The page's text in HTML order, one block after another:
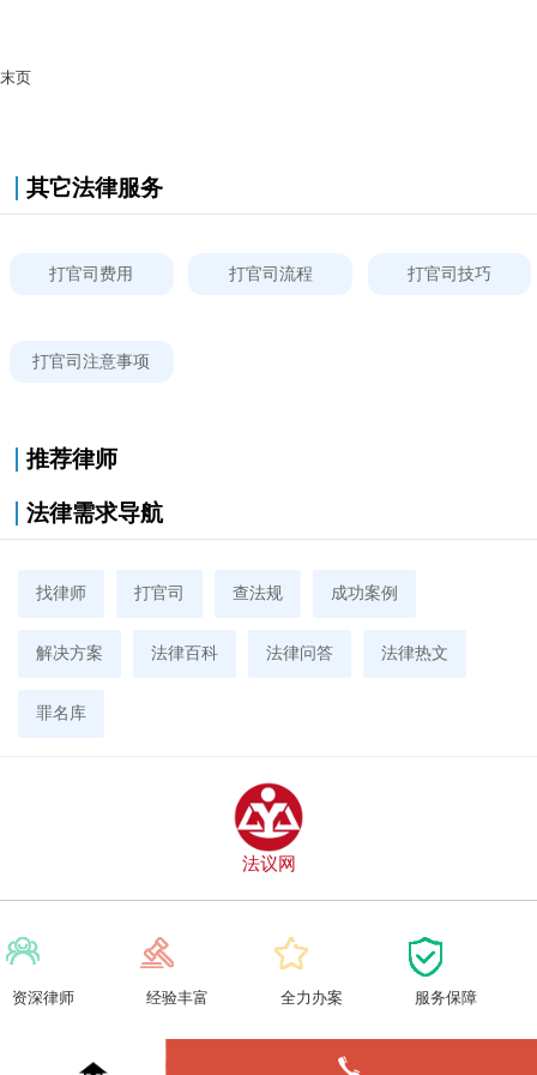
末页
其它法律服务
打官司费用 打官司流程 打官司技巧
打官司注意事项
推荐律师
法律需求导航
找律师 打官司 查法规 成功案例
解决方案 法律百科 法律问答 法律热文
罪名库
法议网
资深律师 经验丰富 全力办案 服务保障